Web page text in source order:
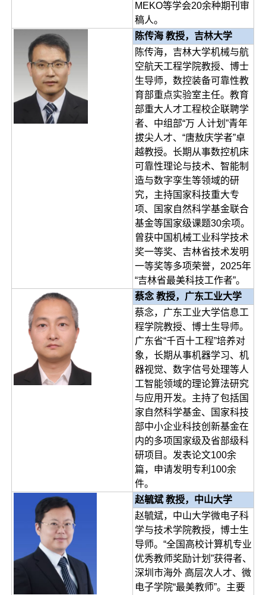
MEKO等学会20余种期刊审
稿人。
陈传海 教授，吉林大学
陈传海，吉林大学机械与航
空航天工程学院教授、博士
生导师，数控装备可靠性教
育部重点实验室主任。教育
部重大人才工程校企联聘学
者、中组部“万 人计划”青年
拔尖人才、“唐敖庆学者”卓
越教授。长期从事数控机床
可靠性理论与技术、智能制
造与数字孪生等领域的研
究，主持国家科技重大专
项、国家自然科学基金联合
基金等国家级课题30余项。
曾获中国机械工业科学技术
奖一等奖、吉林省技术发明
一等奖等多项荣誉，2025年
“吉林省最美科技工作者”。
蔡念 教授，广东工业大学
蔡念，广东工业大学信息工
程学院教授、博士生导师。
广东省“千百十工程”培养对
象，长期从事机器学习、机
器视觉、数字信号处理等人
工智能领域的理论算法研究
与应用开发。主持了包括国
家自然科学基金、国家科技
部中小企业科技创新基金在
内的多项国家级及省部级科
研项目。发表论文100余
篇，申请发明专利100余
件。
赵毓斌 教授，中山大学
赵毓斌，中山大学微电子科
学与技术学院教授，博士生
导师。“全国高校计算机专业
优秀教师奖励计划”获得者、
深圳市海外 高层次人才、微
电子学院“最美教师”。主要